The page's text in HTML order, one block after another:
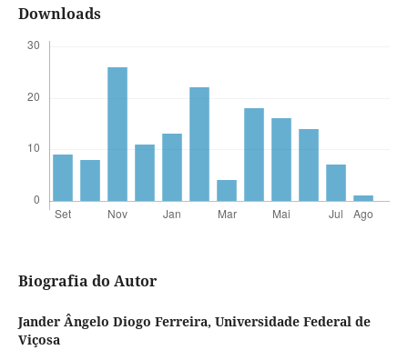
Downloads
Biografia do Autor
Jander Ângelo Diogo Ferreira, Universidade Federal de
Viçosa